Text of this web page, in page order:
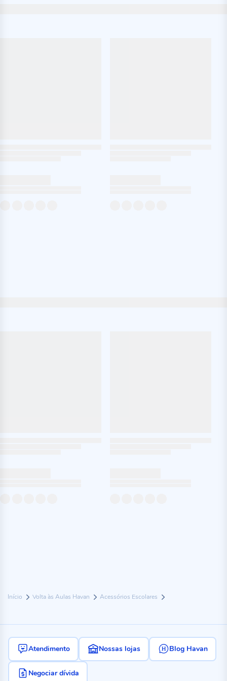
Início Volta às Aulas Havan Acessórios Escolares
Atendimento Nossas lojas Blog Havan
Negociar dívida